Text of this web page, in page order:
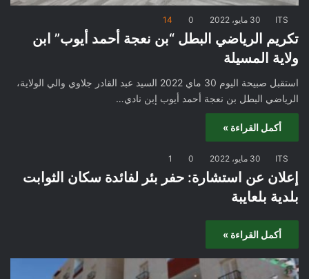
ITS 30 مايو، 2022 0
14
تكريم الرياضي البطل “بن نعجة أحمد أيوب” ابن
ولاية المسيلة
استقبل صبيحة اليوم 30 ماي 2022 السيد عبد القادر جلاوي والي الولاية،
الرياضي البطل بن نعجة أحمد أيوب إبن نادي…
أكمل القراءة »
ITS 30 مايو، 2022 0
1
إعلان عن استشارة: حفر بئر لفائدة سكان الثوابت
بلدية بلعايبة
أكمل القراءة »